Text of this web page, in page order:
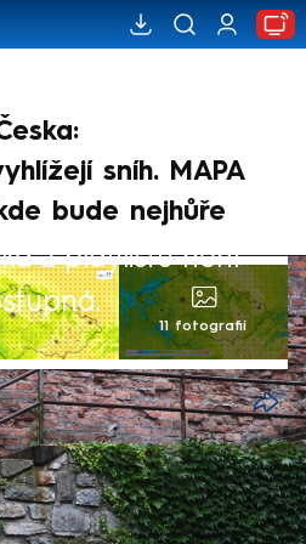
sníh. MAPA
bude nejhůře
z playlistu není
11 fotografií
bude převážně
často se objeví srážky,